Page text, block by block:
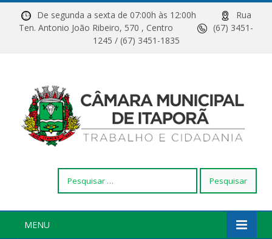
De segunda a sexta de 07:00h às 12:00h
Rua
Ten. Antonio João Ribeiro, 570 , Centro
(67) 3451-
1245 / (67) 3451-1835
por:
MENU